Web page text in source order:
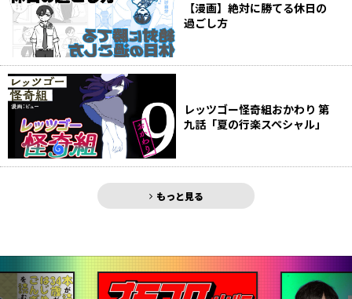
【漫画】絶対に勝てる休日の
過ごし方
レッツゴー怪奇組おかわり 第
九話「夏の行楽スペシャル」
もっと見る